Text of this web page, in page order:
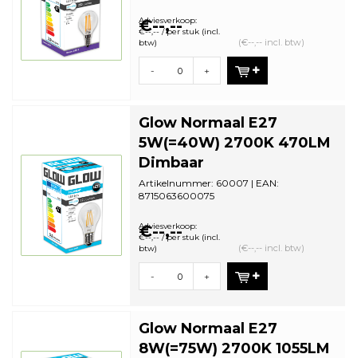
€--,--
Adviesverkoop:
€--,-- / per stuk (incl.
btw)
(€--,-- incl. btw)
- +
Glow Normaal E27
5W(=40W) 2700K 470LM
Dimbaar
Artikelnummer: 60007 | EAN:
8715063600075
€--,--
Adviesverkoop:
€--,-- / per stuk (incl.
btw)
(€--,-- incl. btw)
- +
Glow Normaal E27
8W(=75W) 2700K 1055LM